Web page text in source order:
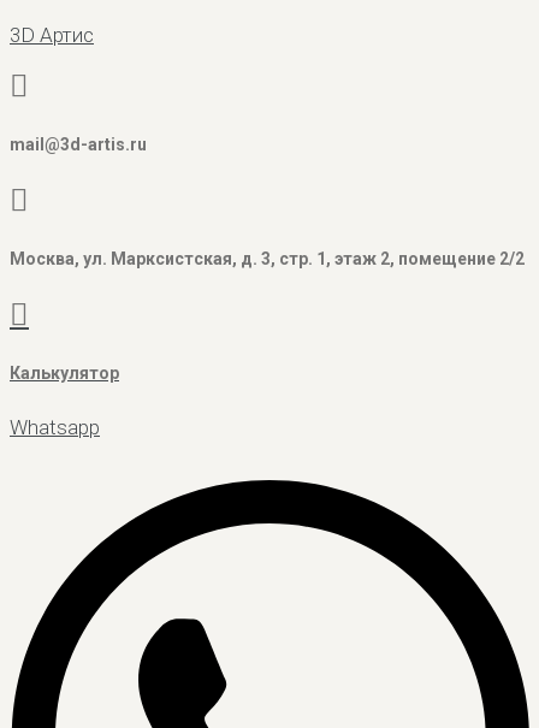
3D Артис
mail@3d-artis.ru
Москва, ул. Марксистская, д. 3, стр. 1, этаж 2, помещение 2/2
Калькулятор
Whatsapp